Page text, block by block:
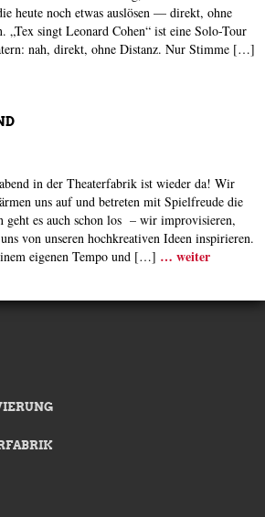
heute noch etwas auslösen — direkt, ohne
„Tex singt Leonard Cohen“ ist eine Solo-Tour
nah, direkt, ohne Distanz. Nur Stimme […]
in der Theaterfabrik ist wieder da! Wir
uns auf und betreten mit Spielfreude die
geht es auch schon los – wir improvisieren,
von unseren hochkreativen Ideen inspirieren.
eigenen Tempo und […] … weiter